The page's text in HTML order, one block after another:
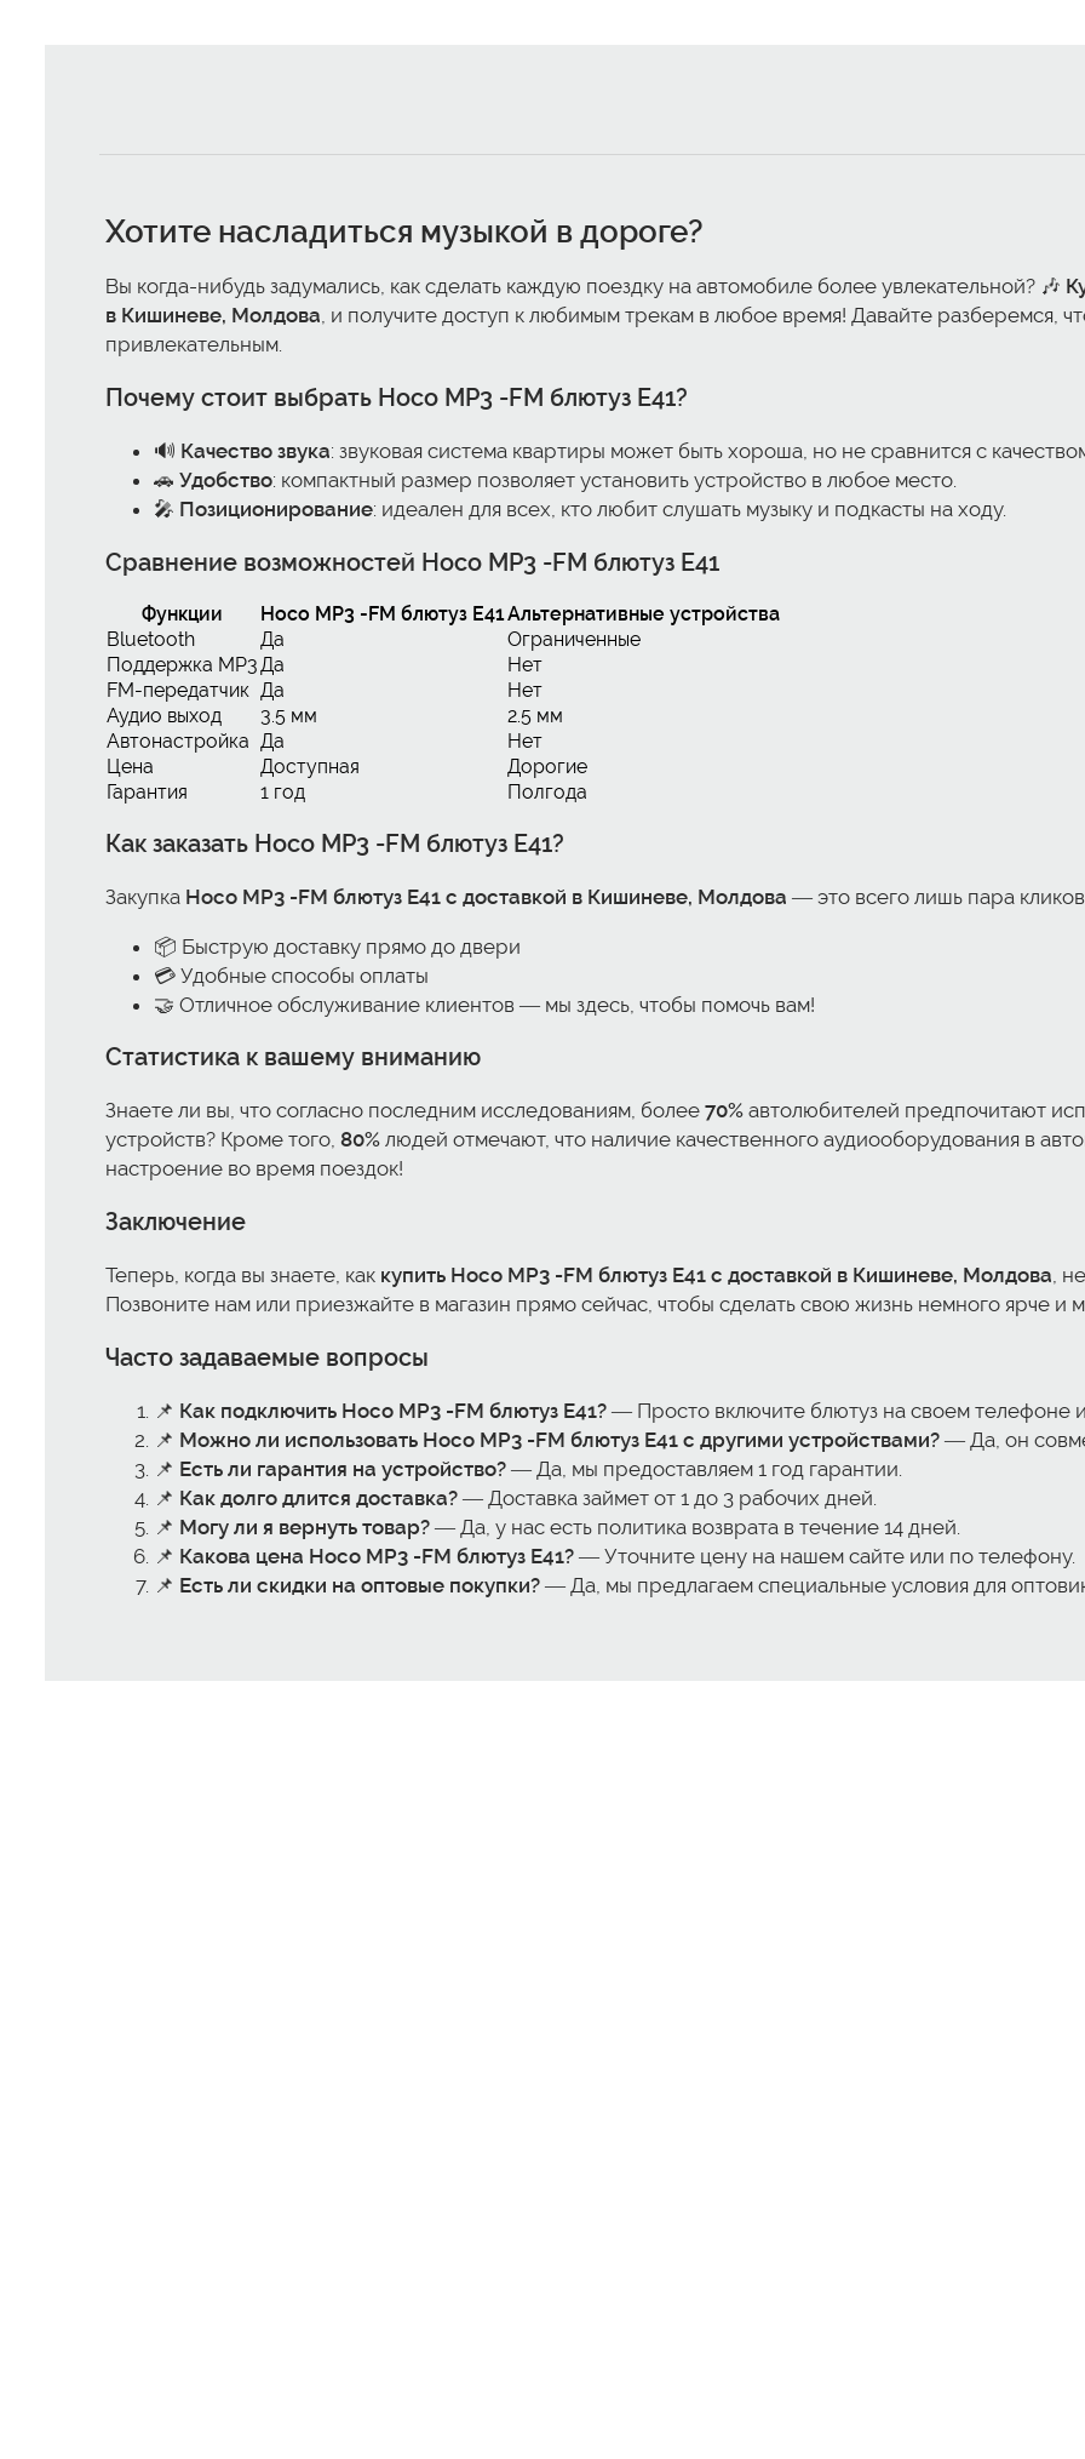
Хотите насладиться музыкой в дороге?
Вы когда-нибудь задумались, как сделать каждую поездку на автомобиле более увлекательной? 🎶
в Кишиневе, Молдова, и получите доступ к любимым трекам в любое время! Давайте разберемся,
привлекательным.
Почему стоит выбрать Hoco MP3 -FM блютуз E41?
🔊 Качество звука: звуковая система квартиры может быть хороша, но не сравнится с
🚗 Удобство: компактный размер позволяет установить устройство в любое место.
🎤 Позиционирование: идеален для всех, кто любит слушать музыку и подкасты на ходу.
Сравнение возможностей Hoco MP3 -FM блютуз E41
Функции Hoco MP3 -FM блютуз E41Альтернативные устройства
Bluetooth
Да
Ограниченные
Поддержка MP3Да
Нет
FM-передатчик Да
Нет
Аудио выход
3.5 мм
2.5 мм
Автонастройка Да
Нет
Цена
Доступная
Дорогие
Гарантия
1 год Полгода
Как заказать Hoco MP3 -FM блютуз E41?
Закупка Hoco MP3 -FM блютуз E41 с доставкой в Кишиневе, Молдова — это всего лишь пара
📦 Быструю доставку прямо до двери
💳 Удобные способы оплаты
🤝 Отличное обслуживание клиентов — мы здесь, чтобы помочь вам!
Статистика к вашему вниманию
Знаете ли вы, что согласно последним исследованиям, более 70% автолюбителей предпочитают
устройств? Кроме того, 80% людей отмечают, что наличие качественного аудиооборудования в
настроение во время поездок!
Заключение
Теперь, когда вы знаете, как купить Hoco MP3 -FM блютуз E41 с доставкой в Кишиневе, Молдова,
Позвоните нам или приезжайте в магазин прямо сейчас, чтобы сделать свою жизнь немного ярче и
Часто задаваемые вопросы
📌 Как подключить Hoco MP3 -FM блютуз E41? — Просто включите блютуз на своем телефоне
📌 Можно ли использовать Hoco MP3 -FM блютуз E41 с другими устройствами? — Да, он
📌 Есть ли гарантия на устройство? — Да, мы предоставляем 1 год гарантии.
📌 Как долго длится доставка? — Доставка займет от 1 до 3 рабочих дней.
📌 Могу ли я вернуть товар? — Да, у нас есть политика возврата в течение 14 дней.
📌 Какова цена Hoco MP3 -FM блютуз E41? — Уточните цену на нашем сайте или по телефону.
📌 Есть ли скидки на оптовые покупки? — Да, мы предлагаем специальные условия для